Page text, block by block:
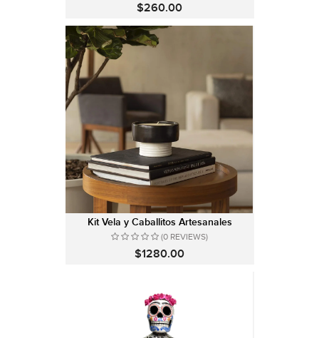
$260.00
Kit Vela y Caballitos Artesanales
(0 REVIEWS)
$1280.00